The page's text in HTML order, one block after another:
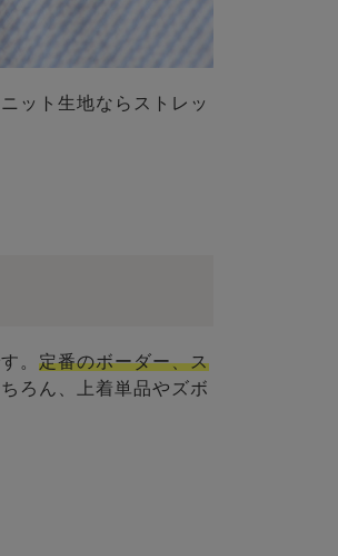
ット生地ならストレッ
。 定番のボーダー、ス
ろん、上着単品やズボ